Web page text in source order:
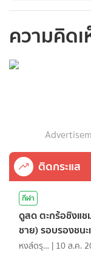
ความคิด
ติดกระแส
กีฬา
ดูสด ตะกร้อชิงแช
ชาย) รอบรองชนะ
หงส์ดรุณ | 10 ส.ค.